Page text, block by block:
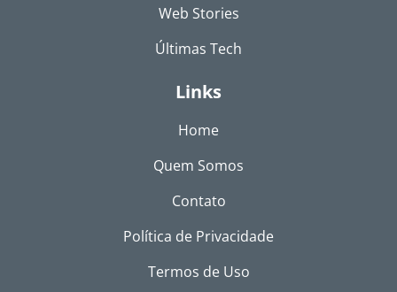
Web Stories
Últimas Tech
Links
Home
Quem Somos
Contato
Política de Privacidade
Termos de Uso